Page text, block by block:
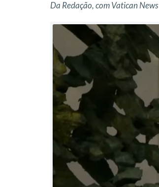
Da Redação, com Vatican News